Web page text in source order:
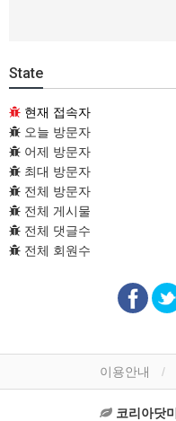
State
현재 접속자
오늘 방문자
어제 방문자
최대 방문자
전체 방문자
전체 게시물
전체 댓글수
전체 회원수
이용안내
코리아닷미